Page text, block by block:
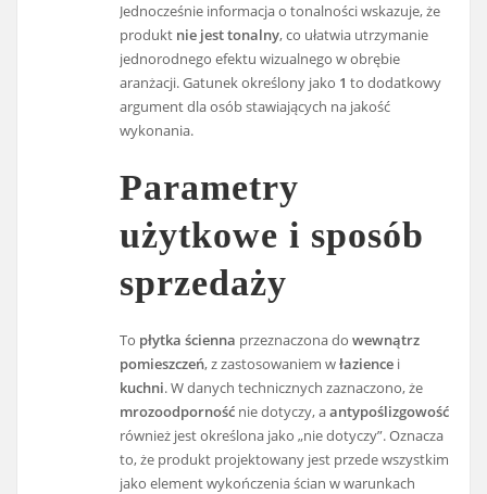
Jednocześnie informacja o tonalności wskazuje, że
produkt nie jest tonalny, co ułatwia utrzymanie
jednorodnego efektu wizualnego w obrębie
aranżacji. Gatunek określony jako 1 to dodatkowy
argument dla osób stawiających na jakość
wykonania.
Parametry
użytkowe i sposób
sprzedaży
To płytka ścienna przeznaczona dowewnątrz
pomieszczeń, z zastosowaniem włazience i
kuchni. W danych technicznych zaznaczono, że
mrozoodporność nie dotyczy, aantypoślizgowość
również jest określona jako „nie dotyczy”. Oznacza
to, że produkt projektowany jest przede wszystkim
jako element wykończenia ścian w warunkach